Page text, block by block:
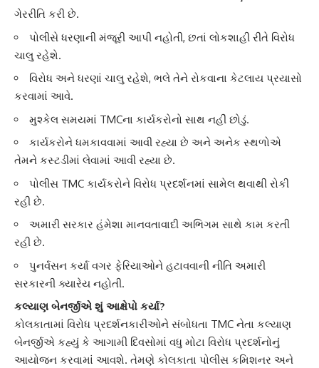
ગેરરીતિ કરી છે.
પોલીસે ધરણાની મંજૂરી આપી નહોતી, છતાં લોકશાહી રીતે વિરોધ
ચાલુ રહેશે.
વિરોધ અને ધરણાં ચાલુ રહેશે, ભલે તેને રોકવાના કેટલાય પ્રયાસો
કરવામાં આવે.
મુશ્કેલ સમયમાં TMCના કાર્યકરોનો સાથ નહીં છોડું.
કાર્યકરોને ધમકાવવામાં આવી રહ્યા છે અને અનેક સ્થળોએ
તેમને કસ્ટડીમાં લેવામાં આવી રહ્યા છે.
પોલીસ TMC કાર્યકરોને વિરોધ પ્રદર્શનમાં સામેલ થવાથી રોકી
રહી છે.
અમારી સરકાર હંમેશા માનવતાવાદી અભિગમ સાથે કામ કરતી
રહી છે.
પુનર્વસન કર્યા વગર ફેરિયાઓને હટાવવાની નીતિ અમારી
સરકારની ક્યારેય નહોતી.
કલ્યાણ બેનર્જીએ શું આક્ષેપો કર્યા?
કોલકાતામાં વિરોધ પ્રદર્શનકારીઓને સંબોધતા TMC નેતા કલ્યાણ
બેનર્જીએ કહ્યું કે આગામી દિવસોમાં વધુ મોટા વિરોધ પ્રદર્શનોનું
આયોજન કરવામાં આવશે. તેમણે કોલકાતા પોલીસ કમિશનર અને